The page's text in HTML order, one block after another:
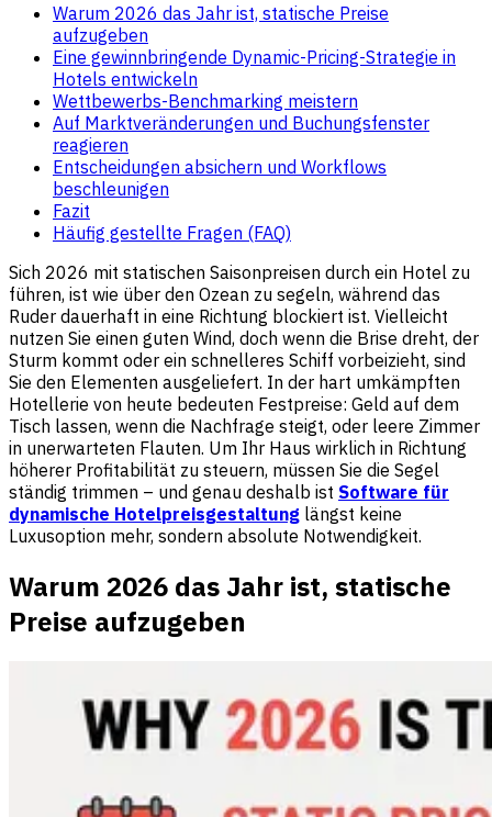
Warum 2026 das Jahr ist, statische Preise
aufzugeben
Eine gewinnbringende Dynamic-Pricing-Strategie in
Hotels entwickeln
Wettbewerbs-Benchmarking meistern
Auf Marktveränderungen und Buchungsfenster
reagieren
Entscheidungen absichern und Workflows
beschleunigen
Fazit
Häufig gestellte Fragen (FAQ)
Sich 2026 mit statischen Saisonpreisen durch ein Hotel zu
führen, ist wie über den Ozean zu segeln, während das
Ruder dauerhaft in eine Richtung blockiert ist. Vielleicht
nutzen Sie einen guten Wind, doch wenn die Brise dreht, der
Sturm kommt oder ein schnelleres Schiff vorbeizieht, sind
Sie den Elementen ausgeliefert. In der hart umkämpften
Hotellerie von heute bedeuten Festpreise: Geld auf dem
Tisch lassen, wenn die Nachfrage steigt, oder leere Zimmer
in unerwarteten Flauten. Um Ihr Haus wirklich in Richtung
höherer Profitabilität zu steuern, müssen Sie die Segel
ständig trimmen – und genau deshalb ist Software für
dynamische Hotelpreisgestaltung längst keine
Luxusoption mehr, sondern absolute Notwendigkeit.
Warum 2026 das Jahr ist, statische
Preise aufzugeben